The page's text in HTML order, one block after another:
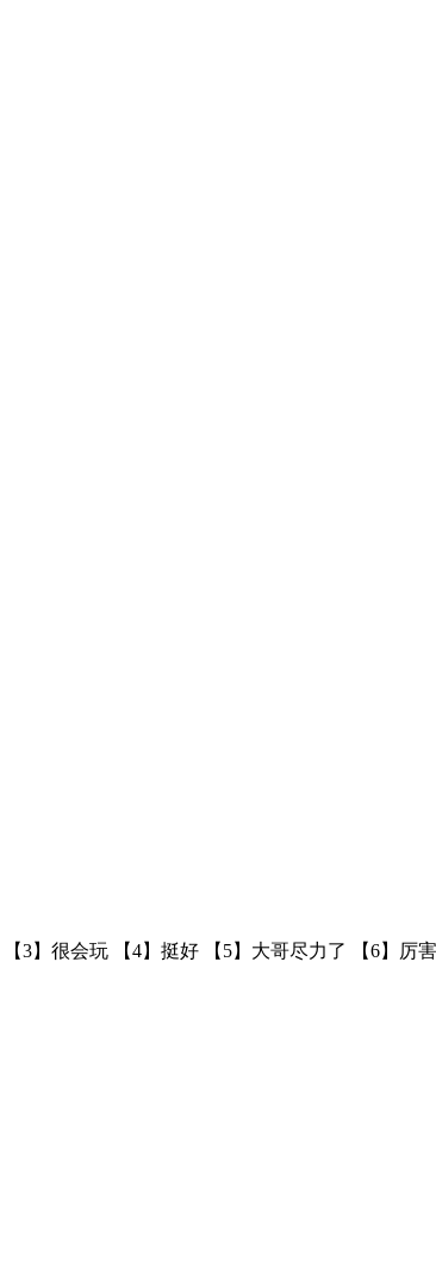
3】很会玩 【4】挺好 【5】大哥尽力了 【6】​